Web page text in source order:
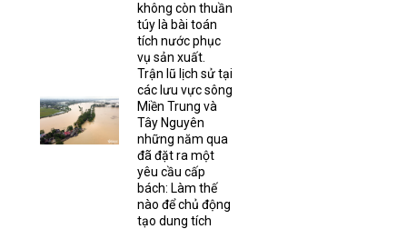
không còn thuần
túy là bài toán
tích nước phục
vụ sản xuất.
Trận lũ lịch sử tại
các lưu vực sông
Miền Trung và
Tây Nguyên
những năm qua
đã đặt ra một
yêu cầu cấp
bách: Làm thế
nào để chủ động
tạo dung tích